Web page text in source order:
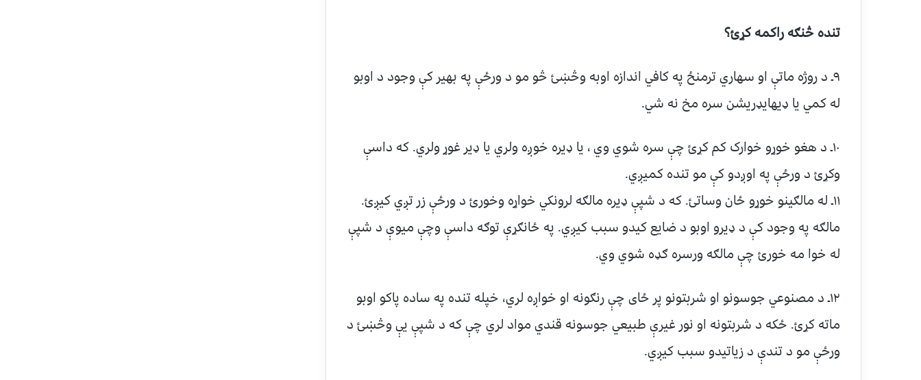
تنده څنګه راکمه کړئ؟
۹ـ د روژه ماتې او سهاري ترمنځ په کافي اندازه اوبه وڅښئ څو مو د ورځې په بهیر کې وجود د اوبو
له کمي یا ډیهایډریشن سره مخ نه شي.
۱۰ـ د هغو خوړو خوارک کم کړئ چې سره شوي وي ، یا ډیره خوږه ولري یا ډیر غوړ ولري. که داسې
وکړئ د ورځې په اوږدو کې مو تنده کمیږي.
۱۱ـ له مالګینو خوړو ځان وساتئ. که د شپې ډیره مالګه لرونکي خواړه وخورئ د ورځې زر تږي کیږئ.
مالګه په وجود کې د ډیرو اوبو د ضایع کیدو سبب کیږي. په ځانګړې توګه داسې وچې میوې د شپې
له خوا مه خورئ چې مالګه ورسره ګډه شوي وي.
۱۲ـ د مصنوعي جوسونو او شربتونو پر ځای چې رنګونه او خواږه لري، خپله تنده په ساده پاکو اوبو
ماته کړئ. ځکه د شربتونه او نور غیرې طبیعي جوسونه قندي مواد لري چې که د شپې یې وڅښئ د
ورځې مو د تندې د زیاتیدو سبب کیږي.